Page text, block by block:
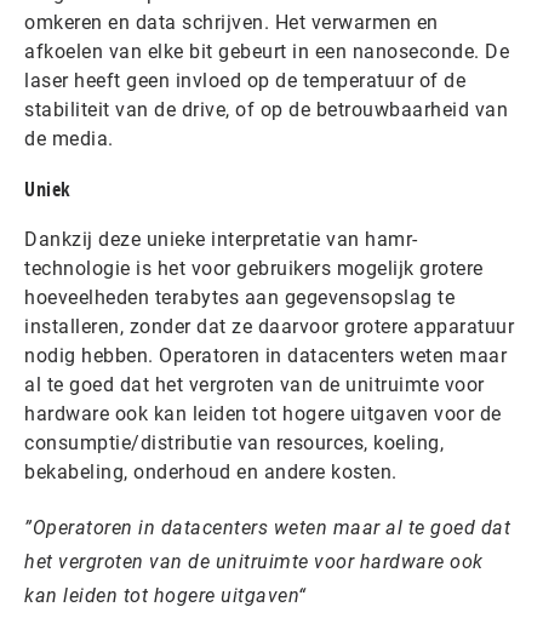
omkeren en data schrijven. Het verwarmen en
afkoelen van elke bit gebeurt in een nanoseconde. De
laser heeft geen invloed op de temperatuur of de
stabiliteit van de drive, of op de betrouwbaarheid van
de media.
Uniek
Dankzij deze unieke interpretatie van hamr-
technologie is het voor gebruikers mogelijk grotere
hoeveelheden terabytes aan gegevensopslag te
installeren, zonder dat ze daarvoor grotere apparatuur
nodig hebben. Operatoren in datacenters weten maar
al te goed dat het vergroten van de unitruimte voor
hardware ook kan leiden tot hogere uitgaven voor de
consumptie/distributie van resources, koeling,
bekabeling, onderhoud en andere kosten.
Operatoren in datacenters weten maar al te goed dat
het vergroten van de unitruimte voor hardware ook
kan leiden tot hogere uitgaven